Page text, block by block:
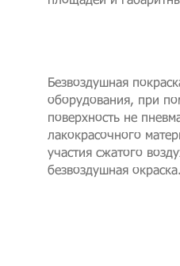
Безвоздушная
оборудования, при
поверхность не
лакокрасочного
участия сжатого
безвоздушная окраска.